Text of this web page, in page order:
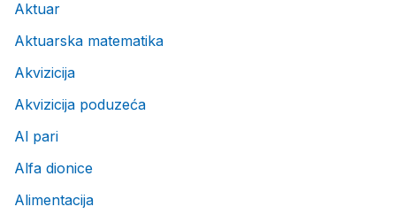
Aktuar
Aktuarska matematika
Akvizicija
Akvizicija poduzeća
Al pari
Alfa dionice
Alimentacija